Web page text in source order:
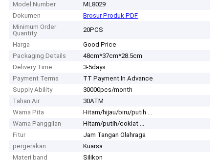
Model Number
ML8029
Dokumen
Brosur Produk PDF
Minimum Order
Quantity
20PCS
Harga
Good Price
Packaging Details
48cm*37cm*28.5cm
Delivery Time
3-5days
Payment Terms
TT Payment In Advance
Supply Ability
30000pcs/month
Tahan Air
30ATM
Warna Pita
Hitam/hijau/biru/putih ...
Warna Panggilan
Hitam/putih/coklat ...
Fitur
Jam Tangan Olahraga
pergerakan
Kuarsa
Materi band
Silikon